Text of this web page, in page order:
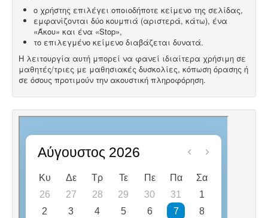
ο χρήστης επιλέγει οποιοδήποτε κείμενο της σελίδας,
εμφανίζονται δύο κουμπιά (αριστερά, κάτω), ένα
«Άκου» και ένα «Stop»,
το επιλεγμένο κείμενο διαβάζεται δυνατά.
Η λειτουργία αυτή μπορεί να φανεί ιδιαίτερα χρήσιμη σε
μαθητές/τριες με μαθησιακές δυσκολίες, κόπωση όρασης ή
σε όσους προτιμούν την ακουστική πληροφόρηση.